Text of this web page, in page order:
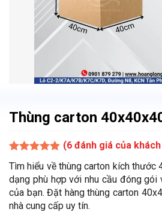
Thùng carton
(6 đánh giá của
Tìm hiểu về thùng carton kích thước
dạng phù hợp với nhu cầu đóng gói
của bạn. Đặt hàng thùng carton
nhà cung cấp uy tín.